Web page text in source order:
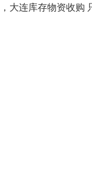
大连库存物资收购